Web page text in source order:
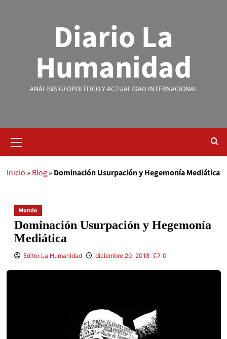
Diario La
Humanidad
ANÁLISIS GEOPOLÍTICO Y ACTUALIDAD INTERNACIONAL
Inicio » Blog» Dominación Usurpación y Hegemonía Mediática
Mundo
Dominación Usurpación y Hegemonía
Mediática
Editor La Humanidad diciembre 20, 2018 0